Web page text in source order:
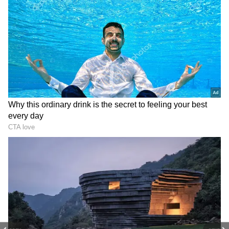
యాక్సెసరీలు కూడా ఉచితంగా లభిస్తున్నాయి.
రూ. 10 ల‌క్ష‌లు పెట్టి కారు
కొంటున్నారా.? రెండేళ్లు ఆగి ఇలా
చేస్తే, కారు దాదాపు ఉచితంగా
పొందొచ్చు
KIA Cars Discount : కియా
కారు కొనాలనుకుంటే ఇదే మంచి
Tata Nexon : కొత్తకారు
Tata EV Discounts: టాటా